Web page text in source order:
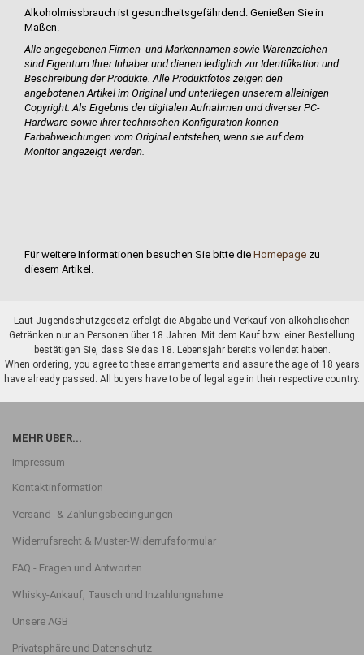
Alkoholmissbrauch ist gesundheitsgefährdend. Genießen Sie in
Maßen.
Alle angegebenen Firmen- und Markennamen sowie Warenzeichen
sind Eigentum Ihrer Inhaber und dienen lediglich zur Identifikation und
Beschreibung der Produkte.Alle Produktfotos zeigen den
angebotenen Artikel im Original und unterliegen unserem alleinigen
Copyright. Als Ergebnis der digitalen Aufnahmen und diverser PC-
Hardware sowie ihrer technischen Konfiguration können
Farbabweichungen vom Original entstehen, wenn sie auf dem
Monitor angezeigt werden.
Für weitere Informationen besuchen Sie bitte die Homepage zu
diesem Artikel.
Laut Jugendschutzgesetz erfolgt die Abgabe und Verkauf von alkoholischen
Getränken nur an Personen über 18 Jahren. Mit dem Kauf bzw. einer Bestellung
bestätigen Sie, dass Sie das 18. Lebensjahr bereits vollendet haben.
When ordering, you agree to these arrangements and assure the age of 18 years
have already passed. All buyers have to be of legal age in their respective country.
MEHR ÜBER...
Impressum
Kontaktinformation
Versand- & Zahlungsbedingungen
Widerrufsrecht & Muster-Widerrufsformular
FAQ - Fragen und Antworten
Whisky-Ankauf, Tausch und Inzahlungnahme
Unsere AGB
Privatsphäre und Datenschutz